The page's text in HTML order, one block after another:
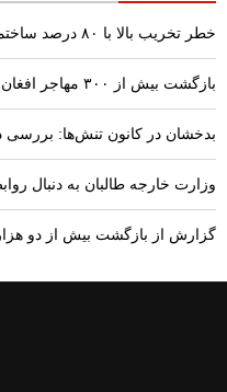
خطر تخریب بالا با ۸۰ درصد ساختمان‌های غیراستاندارد در کابل
بازگشت بیش از ۳۰۰ مهاجر افغان از زندان‌های پاکستان
بدخشان در کانون تنش‌ها: بررسی
وزارت خارجه طالبان به دنبال
گزارش از بازگشت بیش از دو